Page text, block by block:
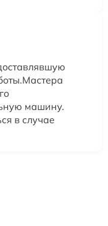
машину.
в случае